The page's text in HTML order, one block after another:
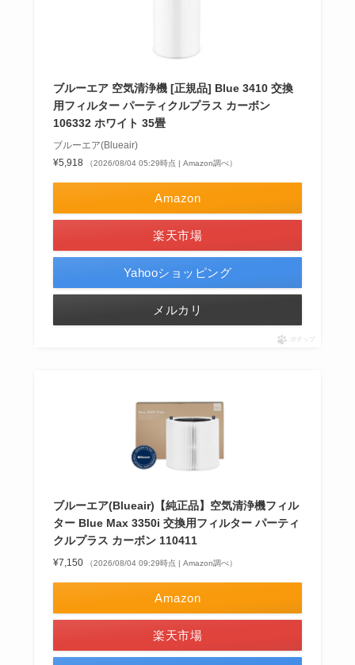
ブルーエア 空気清浄機 [正規品] Blue 3410 交換
用フィルター パーティクルプラス カーボン
106332 ホワイト 35畳
ブルーエア(Blueair)
¥5,918
（2026/08/04 05:29時点 | Amazon調べ）
Amazon
楽天市場
Yahooショッピング
メルカリ
ポチップ
ブルーエア(Blueair)【純正品】空気清浄機フィル
ター Blue Max 3350i 交換用フィルター パーティ
クルプラス カーボン 110411
¥7,150 （2026/08/04 09:29時点 | Amazon調べ）
Amazon
楽天市場